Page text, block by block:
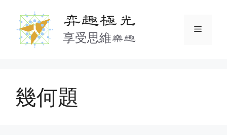
content
弈趣極光
享受思維樂趣
Menu
幾何題